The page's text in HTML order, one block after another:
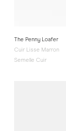
The Penny Loafer
Cuir Lisse Marron
Semelle Cuir